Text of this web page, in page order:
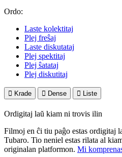
Ordo:
Laste kolektitaj
Plej freŝaj
Laste diskutataj
Plej spektitaj
Plej ŝatataj
Plej diskutitaj
 Krade  Dense  Liste
Ordigitaj laŭ kiam ni trovis ilin
Filmoj en ĉi tiu paĝo estas ordigitaj
Tubaro. Tio neniel estas rilata al
originalan platformon. Mi